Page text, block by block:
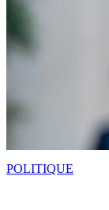
POLITIQUE